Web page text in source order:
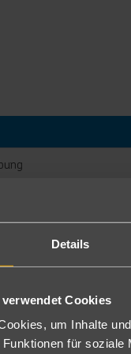
Details
Cookies
um Inhalte
für soziale
nach deinen Wünschen